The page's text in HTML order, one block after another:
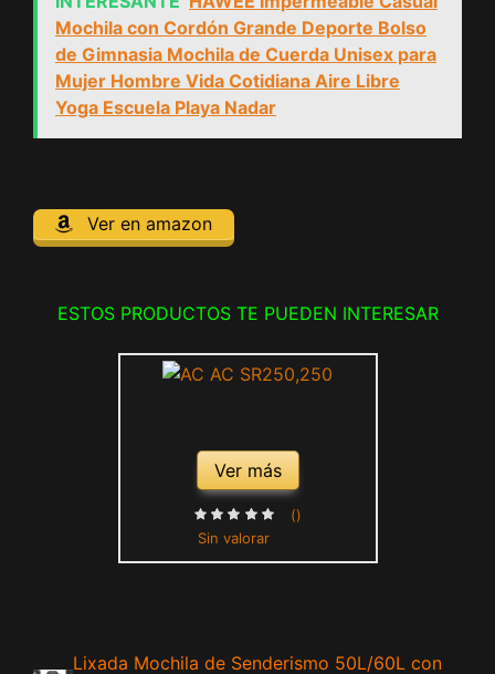
Mochila con Cordón Grande Deporte Bolso
de Gimnasia Mochila de Cuerda Unisex para
Mujer Hombre Vida Cotidiana Aire Libre
Yoga Escuela Playa Nadar
Ver en amazon
ESTOS PRODUCTOS TE PUEDEN INTERESAR
Ver más
Sin valorar
()
Lixada Mochila de Senderismo 50L/60L con